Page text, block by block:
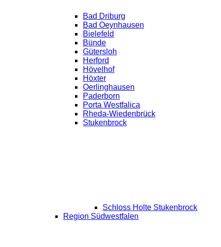
Bad Driburg
Bad Oeynhausen
Bielefeld
Bünde
Gütersloh
Herford
Hövelhof
Höxter
Oerlinghausen
Paderborn
Porta Westfalica
Rheda-Wiedenbrück
Stukenbrock
Schloss Holte Stukenbrock
Region Südwestfalen